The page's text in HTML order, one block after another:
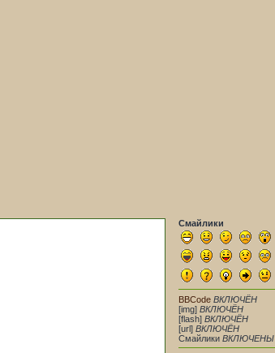
Смайлики
BBCode ВКЛЮЧЁН
[img] ВКЛЮЧЁН
[flash] ВКЛЮЧЁН
[url] ВКЛЮЧЁН
Смайлики ВКЛЮЧЕНЫ